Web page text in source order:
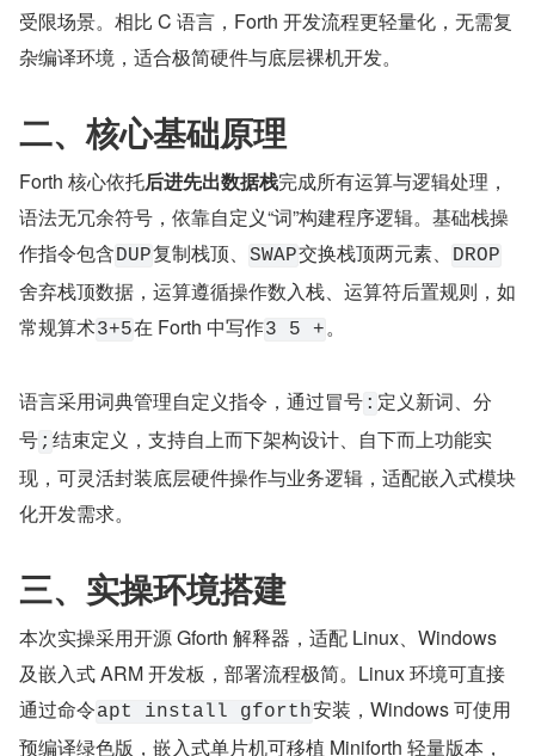
受限场景。相比 C 语言，Forth 开发流程更轻量化，无需复
杂编译环境，适合极简硬件与底层裸机开发。
二、核心基础原理
Forth 核心依托后进先出数据栈完成所有运算与逻辑处理，
语法无冗余符号，依靠自定义“词”构建程序逻辑。基础栈操
作指令包含DUP复制栈顶、 SWAP交换栈顶两元素、 DROP
舍弃栈顶数据，运算遵循操作数入栈、运算符后置规则，如
常规算术3+5在 Forth 中写作3 5 +。
语言采用词典管理自定义指令，通过冒号 : 定义新词、分
号 ; 结束定义，支持自上而下架构设计、自下而上功能实
现，可灵活封装底层硬件操作与业务逻辑，适配嵌入式模块
化开发需求。
三、实操环境搭建
本次实操采用开源 Gforth 解释器，适配 Linux、Windows
及嵌入式 ARM 开发板，部署流程极简。Linux 环境可直接
通过命令apt install gforth安装，Windows 可使用
预编译绿色版，嵌入式单片机可移植 Miniforth 轻量版本，